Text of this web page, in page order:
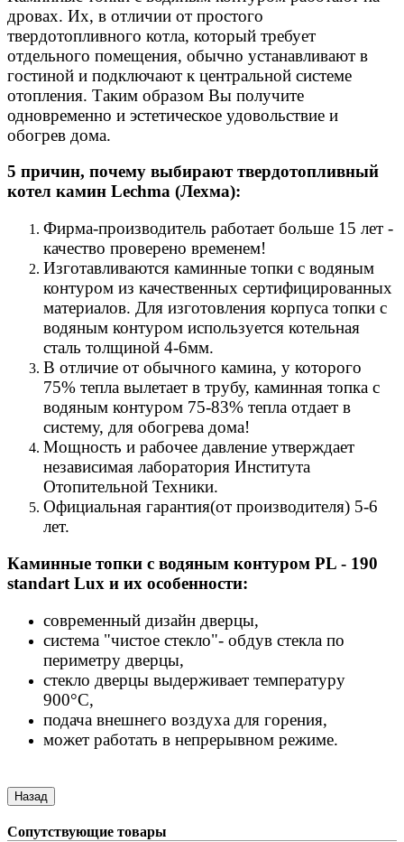
дровах. Их, в отличии от простого
твердотопливного котла, который требует
отдельного помещения, обычно устанавливают в
гостиной и подключают к центральной системе
отопления. Таким образом Вы получите
одновременно и эстетическое удовольствие и
обогрев дома.
5 причин, почему выбирают твердотопливный
котел камин Lechma (Лехма):
Фирма-производитель работает больше 15 лет -
качество проверено временем!
Изготавливаются каминные топки с водяным
контуром из качественных сертифицированных
материалов. Для изготовления корпуса топки с
водяным контуром используется котельная
сталь толщиной 4-6мм.
В отличие от обычного камина, у которого
75% тепла вылетает в трубу, каминная топка с
водяным контуром 75-83% тепла отдает в
систему, для обогрева дома!
Мощность и рабочее давление утверждает
независимая лаборатория Института
Отопительной Техники.
Официальная гарантия(от производителя) 5-6
лет.
Каминные топки с водяным контуром PL - 190
standart Lux и их особенности:
современный дизайн дверцы,
система "чистое стекло"- обдув стекла по
периметру дверцы,
стекло дверцы выдерживает температуру
900°C,
подача внешнего воздуха для горения,
может работать в непрерывном режиме.
Сопутствующие товары